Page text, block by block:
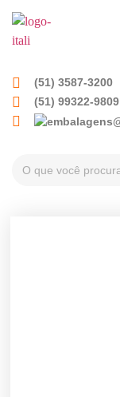
(51) 3587-3200
(51) 99322-9809